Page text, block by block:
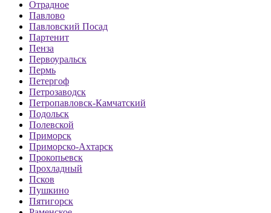
Отрадное
Павлово
Павловский Посад
Партенит
Пенза
Первоуральск
Пермь
Петергоф
Петрозаводск
Петропавловск-Камчатский
Подольск
Полевской
Приморск
Приморско-Ахтарск
Прокопьевск
Прохладный
Псков
Пушкино
Пятигорск